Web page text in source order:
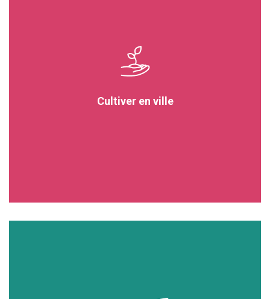
Cultiver en ville